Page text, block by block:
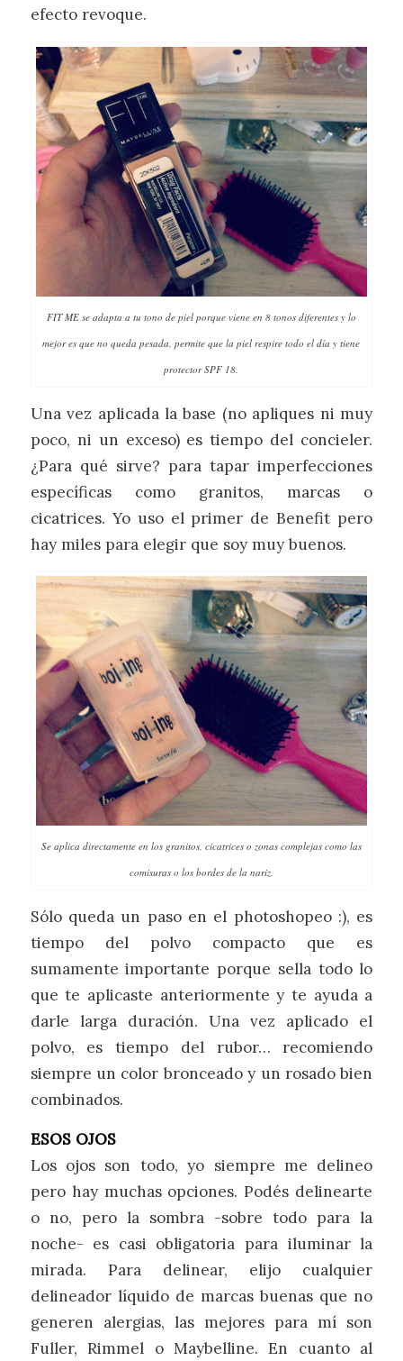
efecto revoque.
FIT ME se adapta a tu tono de piel porque viene en 8 tonos diferentes y lo
mejor es que no queda pesada, permite que la piel respire todo el día y tiene
protector SPF 18.
Una vez aplicada la base (no apliques ni muy
poco, ni un exceso) es tiempo del concieler.
¿Para qué sirve? para tapar imperfecciones
específicas como granitos, marcas o
cicatrices. Yo uso el primer de Benefit pero
hay miles para elegir que soy muy buenos.
Se aplica directamente en los granitos, cicatrices o zonas complejas como las
comisuras o los bordes de la nariz.
Sólo queda un paso en el photoshopeo :), es
tiempo del polvo compacto que es
sumamente importante porque sella todo lo
que te aplicaste anteriormente y te ayuda a
darle larga duración. Una vez aplicado el
polvo, es tiempo del rubor… recomiendo
siempre un color bronceado y un rosado bien
combinados.
ESOS OJOS
Los ojos son todo, yo siempre me delineo
pero hay muchas opciones. Podés delinearte
o no, pero la sombra -sobre todo para la
noche- es casi obligatoria para iluminar la
mirada. Para delinear, elijo cualquier
delineador líquido de marcas buenas que no
generen alergias, las mejores para mí son
Fuller, Rimmel o Maybelline. En cuanto al